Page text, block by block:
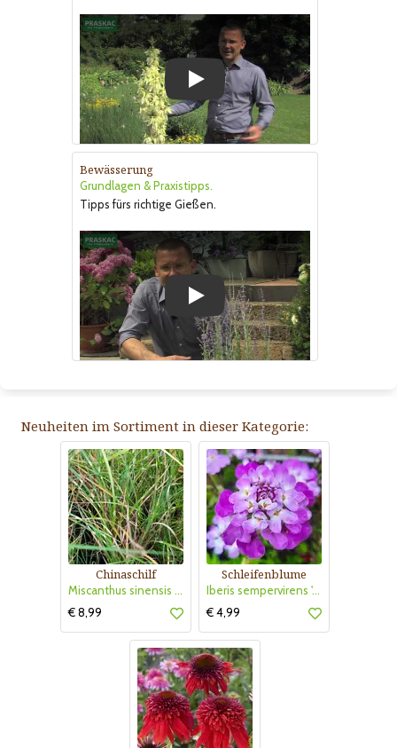
Bewässerung
Grundlagen & Praxistipps.
Tipps fürs richtige Gießen.
Neuheiten im Sortiment in dieser Kategorie:
Chinaschilf
Miscanthus sinensis 'Strictus Dwarf'
€ 8,99
Schleifenblume
Iberis sempervirens 'Absolutely Amethyst'
€ 4,99